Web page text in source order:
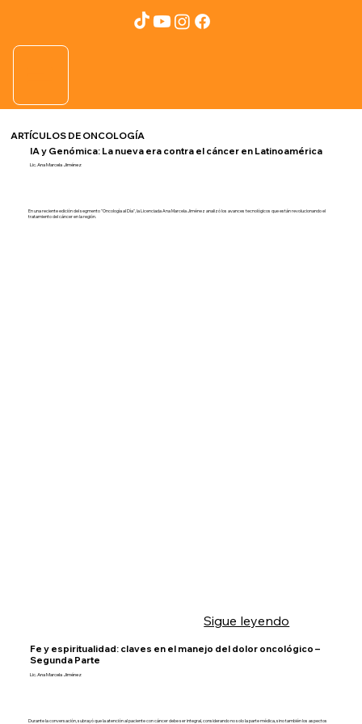
ARTÍCULOS DE ONCOLOGÍA
IA y Genómica: La nueva era contra el cáncer en Latinoamérica
Lic. Ana Marcela Jiménez
En una reciente edición del segmento "Oncología al Día", la Licenciada Ana Marcela Jiménez analizó los avances tecnológicos que están revolucionando el
tratamiento del cáncer en la región.
Sigue leyendo
Fe y espiritualidad: claves en el manejo del dolor oncológico –
Segunda Parte
Lic. Ana Marcela Jiménez
Durante la conversación, subrayó que la atención al paciente con cáncer debe ser integral, considerando no solo la parte médica, sino también los aspectos